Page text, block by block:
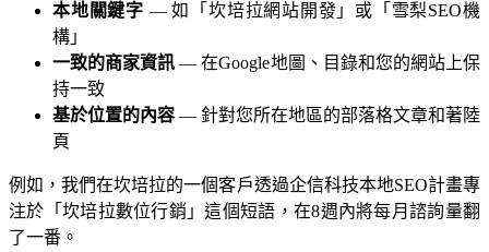
本地關鍵字 — 如「坎培拉網站開發」或「雪梨SEO機
構」
一致的商家資訊 — 在Google地圖、目錄和您的網站上保
持一致
基於位置的內容 — 針對您所在地區的部落格文章和著陸
頁
例如，我們在坎培拉的一個客戶透過企信科技本地SEO計畫專
注於「坎培拉數位行銷」這個短語，在8週內將每月諮詢量翻
了一番。